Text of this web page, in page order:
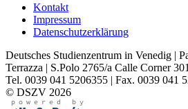
Kontakt
Impressum
Datenschutzerklärung
Deutsches Studienzentrum in Venedig |
Terrazza | S.Polo 2765/a Calle Corner
Tel. 0039 041 5206355 | Fax. 0039 041
© DSZV 2026